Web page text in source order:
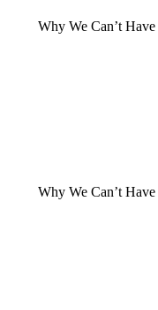
Why We Can’t
Why We Can’t